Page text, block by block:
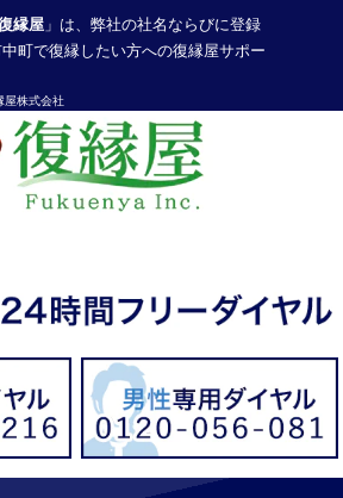
縁屋 」は、弊社の社名ならびに登録
町で復縁したい方への復縁屋サポー
屋株式会社